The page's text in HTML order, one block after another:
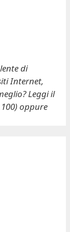
di
Internet,
Leggi il
oppure